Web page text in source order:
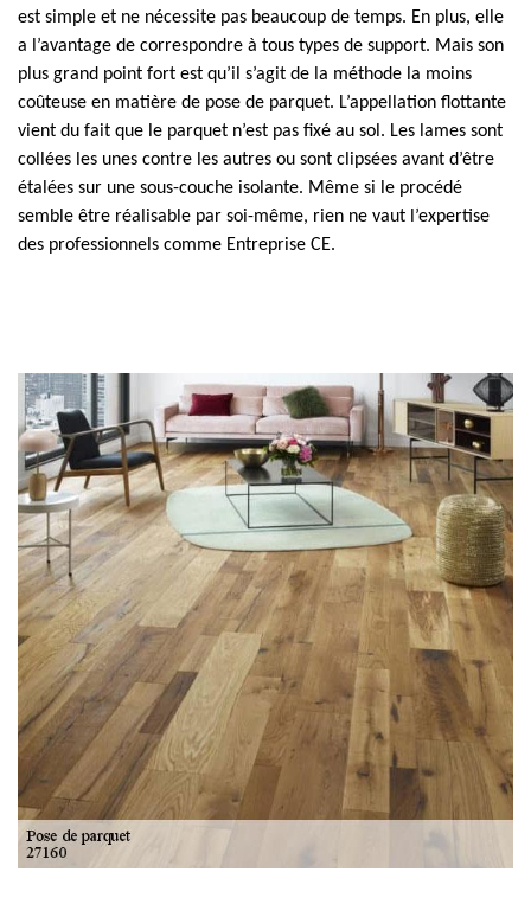
est simple et ne nécessite pas beaucoup de temps. En plus, elle
a l’avantage de correspondre à tous types de support. Mais son
plus grand point fort est qu’il s’agit de la méthode la moins
coûteuse en matière de pose de parquet. L’appellation flottante
vient du fait que le parquet n’est pas fixé au sol. Les lames sont
collées les unes contre les autres ou sont clipsées avant d’être
étalées sur une sous-couche isolante. Même si le procédé
semble être réalisable par soi-même, rien ne vaut l’expertise
des professionnels comme Entreprise CE.